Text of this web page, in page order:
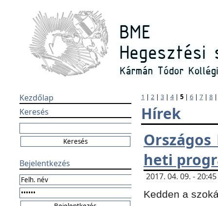
Kezdőlap
Keresés
Bejelentkezés
1 | 2 | 3 | 4| 5 | 6 | 7 | 8
Hírek
Országos
heti
2017. 04. 09. -
Kedden a